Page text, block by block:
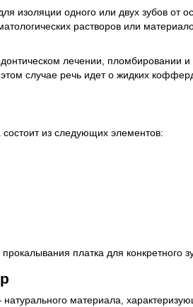
одного или двух зубов от
растворов или
лечении, пломбировании и
случае речь идет о жидких
из следующих элементов:
платка для конкретного
материала,